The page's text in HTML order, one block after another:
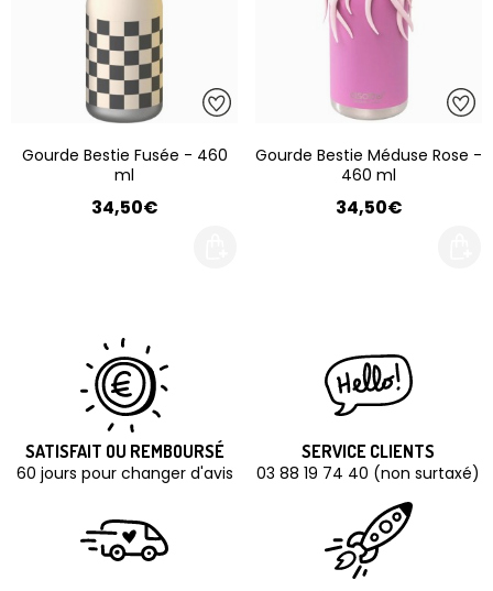
Gourde Bestie Fusée - 460
ml
34,50€
Gourde Bestie Méduse Rose -
460 ml
34,50€
SATISFAIT OU REMBOURSÉ
60 jours pour changer d'avis
SERVICE CLIENTS
03 88 19 74 40 (non surtaxé)